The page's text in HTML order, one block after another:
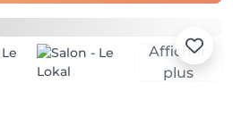
Afficher
plus